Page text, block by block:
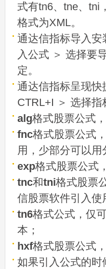
式有tn6、tne、tni
格式为XML。
通达信指标导入
入公式 ＞ 选择要
定。
通达信指标呈现
CTRL+I ＞ 选择指
alg格式股票公式
fnc格式股票公式
用，少部分可以
exp格式股票公式
tnc和tni格式股票
信股票软件引入使
tn6格式公式，仅
本；
hxf格式股票公式
如果引入公式的